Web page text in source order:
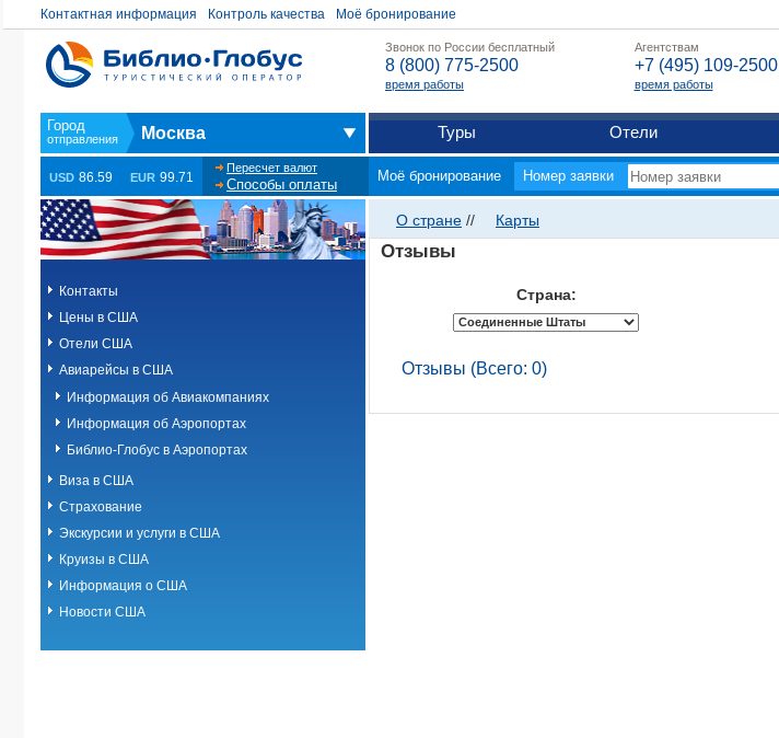
Контактная информация Контроль качества Моё бронирование
Звонок по России бесплатный
8 (800) 775-2500
время работы
Агентствам
+7 (495) 109-2500
время работы
Москва Туры Отели
USD 86.59 EUR 99.71
Пересчет валют
Способы оплаты
Моё бронирование Номер заявки
Контакты
Цены в США
Отели США
Авиарейсы в США
Информация об Авиакомпаниях
Информация об Аэропортах
Библио-Глобус в Аэропортах
Виза в США
Страхование
Экскурсии и услуги в США
Круизы в США
Информация о США
Новости США
О стране // Карты
Отзывы
Страна:
Отзывы (Всего: 0)